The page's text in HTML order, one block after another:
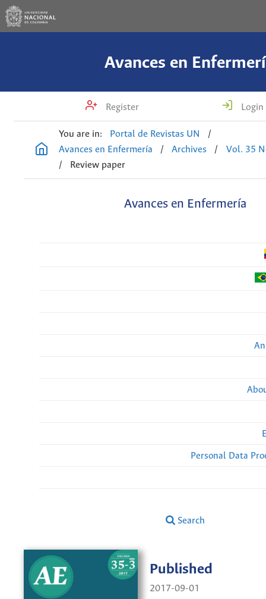
Avances en
Register Login
You are in: Portal de Revistas UN
/
Avances en Enfermería
/ Archives /
Vol. 35
/
Review paper
Avances en Enfermería
Personal Data
Search
Published
2017-09-01